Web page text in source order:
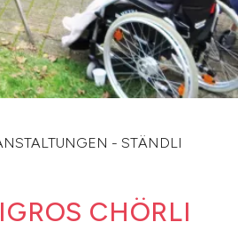
- STÄNDLI
CHÖRLI